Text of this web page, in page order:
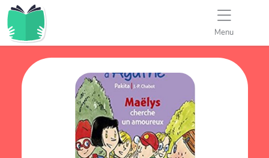
Menu